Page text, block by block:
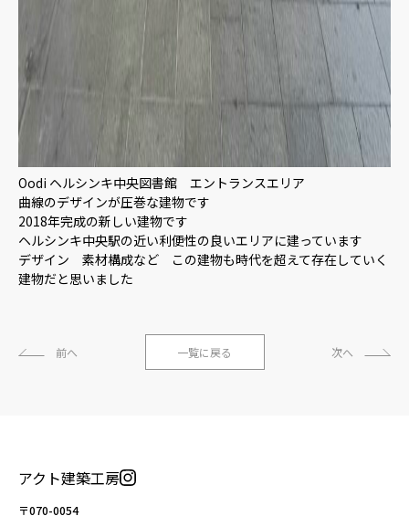
Oodi ヘルシンキ中央図書館 エントランスエリア
曲線のデザインが圧巻な建物です
2018年完成の新しい建物です
ヘルシンキ中央駅の近い利便性の良いエリアに建っています
デザイン 素材構成など この建物も時代を超えて存在していく
建物だと思いました
前へ 一覧に戻る 次へ
アクト建築工房
〒070-0054